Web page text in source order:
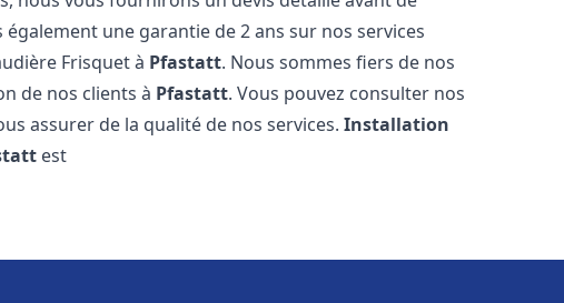
une garantie de 2 ans sur nos services
Frisquet à Pfastatt. Nous sommes fiers de nos
de nos clients à Pfastatt. Vous pouvez consulter nos
assurer de la qualité de nos services.Installation
est